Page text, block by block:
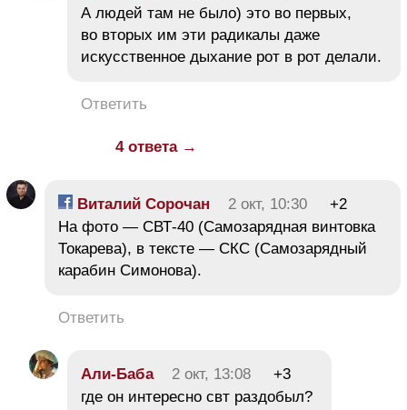
А людей там не было) это во первых,
во вторых им эти радикалы даже
искусственное дыхание рот в рот делали.
Ответить
4 ответа →
Виталий Сорочан 2 окт, 10:30
+2
На фото — СВТ-40 (Самозарядная винтовка
Токарева), в тексте — СКС (Самозарядный
карабин Симонова).
Ответить
Али-Баба 2 окт, 13:08
+3
где он интересно свт раздобыл?